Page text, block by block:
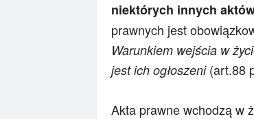
niektórych innych
prawnych jest
Warunkiem wejścia w
jest ich ogłoszeni (art.88
Akta prawne wchodzą w